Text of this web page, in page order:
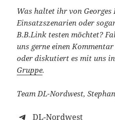
Was haltet ihr von Georges
Einsatzszenarien oder
B.B.Link testen möchtet?
uns gerne einen
oder diskutiert es mit uns
Gruppe.
Team DL-Nordwest,
DL-Nordwest